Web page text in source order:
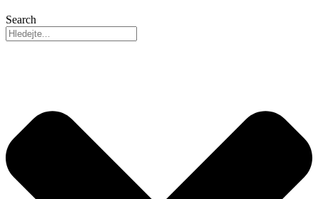
Search